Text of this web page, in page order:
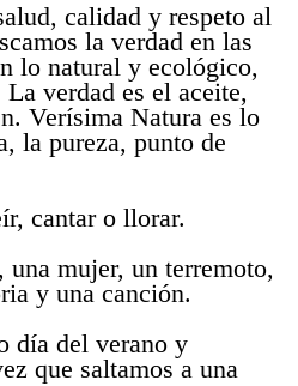
calidad y respeto al
la verdad en las
lo natural y ecológico,
verdad es el aceite,
Verísima Natura es lo
la pureza, punto de
cantar o llorar.
una mujer, un terremoto,
y una canción.
día del verano y
que saltamos a una